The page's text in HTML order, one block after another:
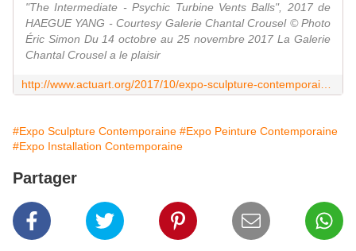
"The Intermediate - Psychic Turbine Vents Balls", 2017 de
HAEGUE YANG - Courtesy Galerie Chantal Crousel © Photo
Éric Simon Du 14 octobre au 25 novembre 2017 La Galerie
Chantal Crousel a le plaisir
#Expo Sculpture Contemporaine #Expo Peinture Contemporaine
#Expo Installation Contemporaine
Partager